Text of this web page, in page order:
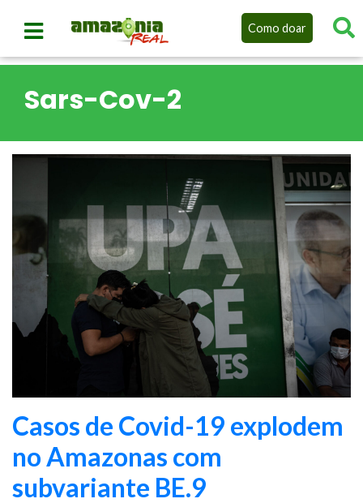
Como doar
Sars-Cov-2
Casos de Covid-19 explodem
no Amazonas com
subvariante BE.9